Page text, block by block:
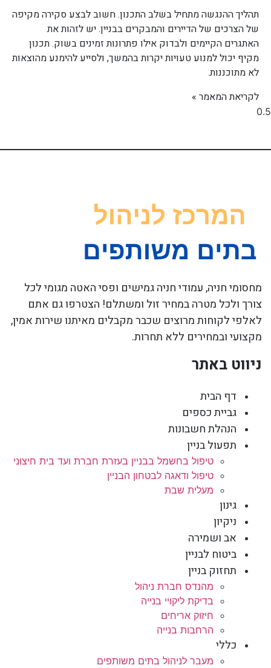
תהליך ההנגשה מתחיל בשלב התכנון. חשוב לבצע סקירה מקיפה
של הצרכים של הדיירים והמבקרים בבניין. יש לזהות את
האתגרים הקיימים ולבדוק אילו פתרונות זמינים בשוק. תכנון
מקיף יכול למנוע טעויות יקרות בהמשך, ולסייע להימנע מהוצאות
לא מתוכננות.
לקריאת המאמר »
מחסומי חניה, עמודי חניה גמישים ופסי האטה מגומי לכל
צורך ולכל מטרה במחיר זול ומשתלם! הצטרפו גם אתם
לאלפי לקוחות מרוצים שכבר מקבלים מאיתנו שירות אמין,
מקצועי ובמחירים ללא תחרות.
ניווט באתר
דף הבית
גביית כספים
הנהלת חשבונות
תפעול בניין
טיפול בחשמל בבניין בעזרת חברת ועד בית חיצוני
טיפול ודאגה לבטחון הבניין
מעלית שבת
גינון
ניקיון
אב ושמירה
ביטוח לבניין
תחזוק בניין
מהנדס חברת ניהול
בדיקת ליקויי בנייה
חיזוק אריחים
הרחבות בנייה
כללי
מעבר לניהול בתים משותפים